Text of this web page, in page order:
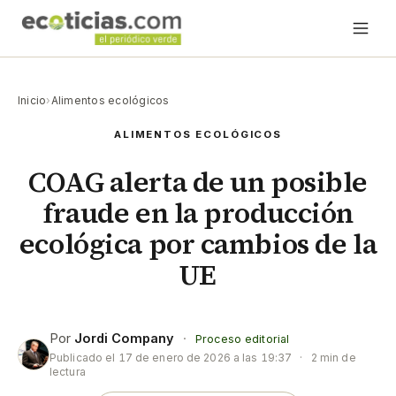
Inicio›Alimentos ecológicos
ALIMENTOS ECOLÓGICOS
COAG alerta de un posible
fraude en la producción
ecológica por cambios de la
UE
Por Jordi Company ·
Proceso editorial
Publicado el 17 de enero de 2026 a las 19:37 ·
2 min de
lectura